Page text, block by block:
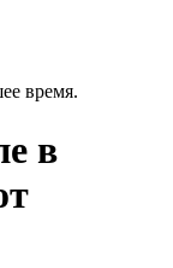
время.
в